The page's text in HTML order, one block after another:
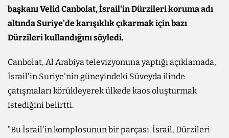
başkanı Velid Canbolat, İsrail'in Dürzileri koruma adı
altında Suriye'de karışıklık çıkarmak için bazı
Dürzileri kullandığını söyledi.
Canbolat, Al Arabiya televizyonuna yaptığı açıklamada,
İsrail'in Suriye'nin güneyindeki Süveyda ilinde
çatışmaları körükleyerek ülkede kaos oluşturmak
istediğini belirtti.
"Bu İsrail'in komplosunun bir parçası. İsrail, Dürzileri